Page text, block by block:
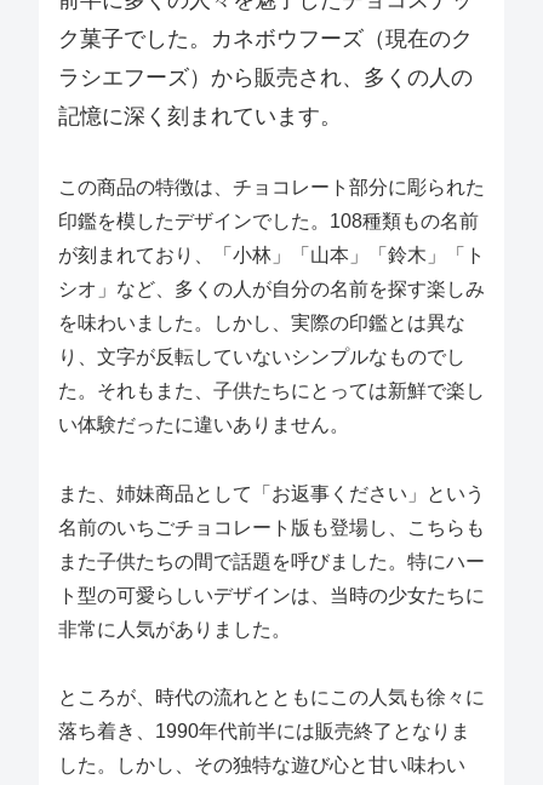
ク菓子でした。カネボウフーズ（現在のク
ラシエフーズ）から販売され、多くの人の
記憶に深く刻まれています。
この商品の特徴は、チョコレート部分に彫られた
印鑑を模したデザインでした。108種類もの名前
が刻まれており、「小林」「山本」「鈴木」「ト
シオ」など、多くの人が自分の名前を探す楽しみ
を味わいました。しかし、実際の印鑑とは異な
り、文字が反転していないシンプルなものでし
た。それもまた、子供たちにとっては新鮮で楽し
い体験だったに違いありません。
また、姉妹商品として「お返事ください」という
名前のいちごチョコレート版も登場し、こちらも
また子供たちの間で話題を呼びました。特にハー
ト型の可愛らしいデザインは、当時の少女たちに
非常に人気がありました。
ところが、時代の流れとともにこの人気も徐々に
落ち着き、1990年代前半には販売終了となりま
した。しかし、その独特な遊び心と甘い味わい